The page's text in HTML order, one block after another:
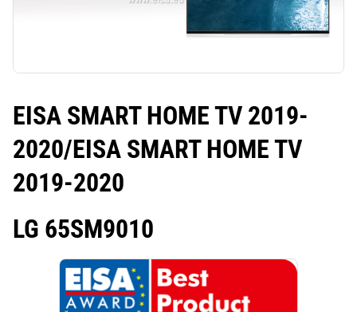
EISA SMART HOME TV 2019-
2020/EISA SMART HOME TV
2019-2020
LG 65SM9010